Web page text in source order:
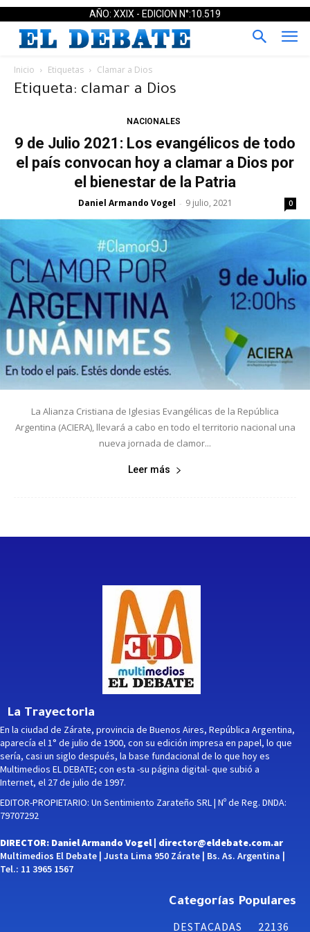
AÑO: XXIX - EDICION N°:10.519
Inicio Etiquetas Clamar a Dios
Etiqueta: clamar a Dios
NACIONALES
9 de Julio 2021: Los evangélicos de todo
el país convocan hoy a clamar a Dios por
el bienestar de la Patria
Daniel Armando Vogel - 9 julio, 2021 0
La Alianza Cristiana de Iglesias Evangélicas de la República
Argentina (ACIERA), llevará a cabo en todo el territorio nacional una
nueva jornada de clamor...
Leer más
La Trayectoria
En la ciudad de Zárate, provincia de Buenos Aires, República Argentina,
aparecía el 1° de julio de 1900, con su edición impresa en papel, lo que
sería, casi un siglo después, la base fundacional de lo que hoy es
Multimedios EL DEBATE; con esta -su página digital- que subió a
Internet, el 27 de julio de 1997.
EDITOR-PROPIETARIO: Un Sentimiento Zarateño SRL | Nº de Reg. DNDA:
79707292
DIRECTOR: Daniel Armando Vogel | director@eldebate.com.ar
Multimedios El Debate | Justa Lima 950 Zárate | Bs. As. Argentina |
Tel.: 11 3965 1567
Categorías Populares
DESTACADAS
22136